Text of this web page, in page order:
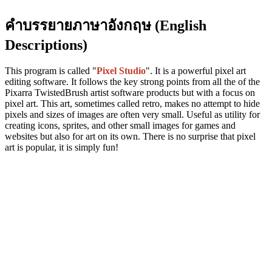
คำบรรยายภาษาอังกฤษ (English
Descriptions)
This program is called "Pixel Studio". It is a powerful pixel art
editing software. It follows the key strong points from all the of the
Pixarra TwistedBrush artist software products but with a focus on
pixel art. This art, sometimes called retro, makes no attempt to hide
pixels and sizes of images are often very small. Useful as utility for
creating icons, sprites, and other small images for games and
websites but also for art on its own. There is no surprise that pixel
art is popular, it is simply fun!